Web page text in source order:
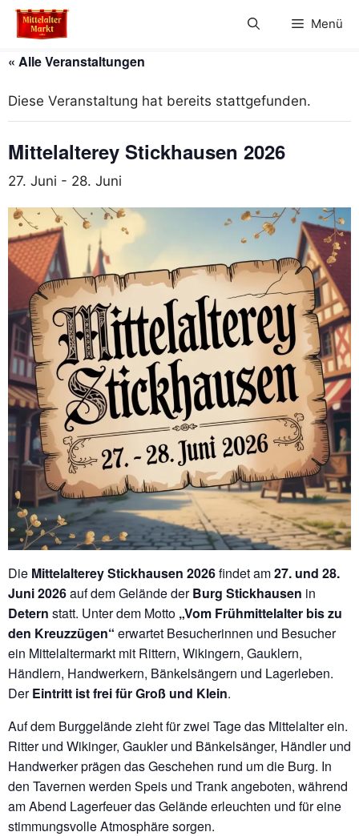
Zum
Inhalt
Menü
« Alle Veranstaltungen
Diese Veranstaltung hat bereits stattgefunden.
Mittelalterey Stickhausen 2026
27. Juni - 28. Juni
Die Mittelalterey Stickhausen 2026findet am27. und 28.
Juni 2026auf dem Gelände derBurg Stickhausen in
Detern statt. Unter dem Motto „Vom Frühmittelalter bis zu
den Kreuzzügen“ erwartet Besucherinnen und Besucher
ein Mittelaltermarkt mit Rittern, Wikingern, Gauklern,
Händlern, Handwerkern, Bänkelsängern und Lagerleben.
DerEintritt ist frei für Groß und Klein.
Auf dem Burggelände zieht für zwei Tage das Mittelalter ein.
Ritter und Wikinger, Gaukler und Bänkelsänger, Händler und
Handwerker prägen das Geschehen rund um die Burg. In
den Tavernen werden Speis und Trank angeboten, während
am Abend Lagerfeuer das Gelände erleuchten und für eine
stimmungsvolle Atmosphäre sorgen.